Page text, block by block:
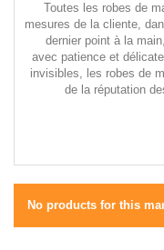
Toutes les robes de
mesures de la cliente,
dernier point à la
avec patience et
invisibles, les robes de
de la réputation
No products for this